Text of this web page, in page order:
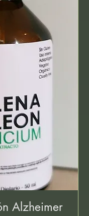
Alzheimer